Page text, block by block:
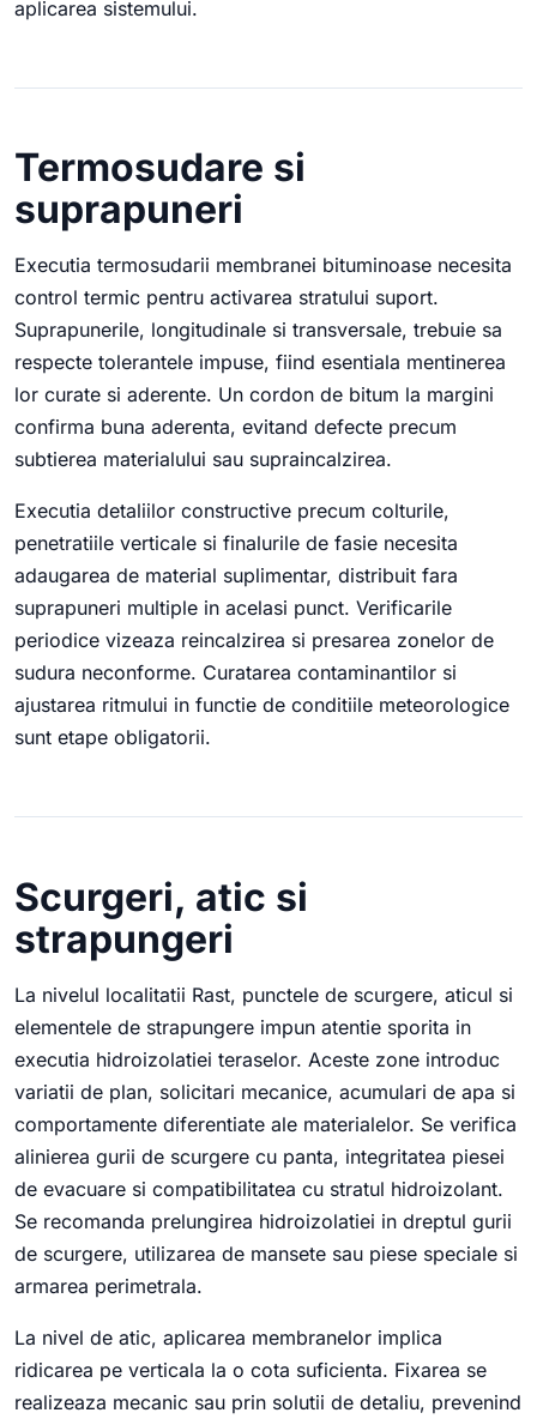
aplicarea sistemului.
Termosudare si
suprapuneri
Executia termosudarii membranei bituminoase necesita
control termic pentru activarea stratului suport.
Suprapunerile, longitudinale si transversale, trebuie sa
respecte tolerantele impuse, fiind esentiala mentinerea
lor curate si aderente. Un cordon de bitum la margini
confirma buna aderenta, evitand defecte precum
subtierea materialului sau supraincalzirea.
Executia detaliilor constructive precum colturile,
penetratiile verticale si finalurile de fasie necesita
adaugarea de material suplimentar, distribuit fara
suprapuneri multiple in acelasi punct. Verificarile
periodice vizeaza reincalzirea si presarea zonelor de
sudura neconforme. Curatarea contaminantilor si
ajustarea ritmului in functie de conditiile meteorologice
sunt etape obligatorii.
Scurgeri, atic si
strapungeri
La nivelul localitatii Rast, punctele de scurgere, aticul si
elementele de strapungere impun atentie sporita in
executia hidroizolatiei teraselor. Aceste zone introduc
variatii de plan, solicitari mecanice, acumulari de apa si
comportamente diferentiate ale materialelor. Se verifica
alinierea gurii de scurgere cu panta, integritatea piesei
de evacuare si compatibilitatea cu stratul hidroizolant.
Se recomanda prelungirea hidroizolatiei in dreptul gurii
de scurgere, utilizarea de mansete sau piese speciale si
armarea perimetrala.
La nivel de atic, aplicarea membranelor implica
ridicarea pe verticala la o cota suficienta. Fixarea se
realizeaza mecanic sau prin solutii de detaliu, prevenind